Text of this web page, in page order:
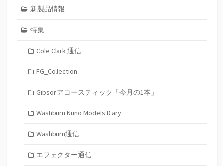
新製品情報
特集
Cole Clark 通信
FG_Collection
Gibsonアコースティック「今月の1本」
Washburn Nuno Models Diary
Washburn通信
エフェクター通信